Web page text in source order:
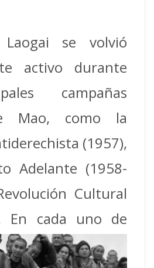
se volvió
activo durante
campañas
Mao, como la
(1957),
Adelante (1958-
Cultural
En cada uno de